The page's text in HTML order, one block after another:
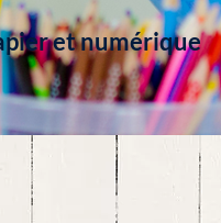
et numérique